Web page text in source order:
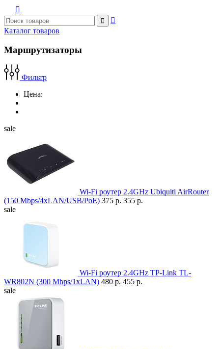



Каталог товаров
Маршрутизаторы
Фильтр
Цена:
sale
Wi-Fi роутер 2.4GHz Ubiquiti AirRouter
(150 Mbps/4xLAN/USB/PoE) 375 р. 355 р.
sale
Wi-Fi роутер 2.4GHz TP-Link TL-
WR802N (300 Mbps/1xLAN) 480 р. 455 р.
sale